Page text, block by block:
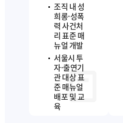
조직 내 성
희롱·성폭
력 사건처
리 표준 매
뉴얼 개발
서울시 투
자·출연기
관 대상 표
준 매뉴얼
배포 및 교
육